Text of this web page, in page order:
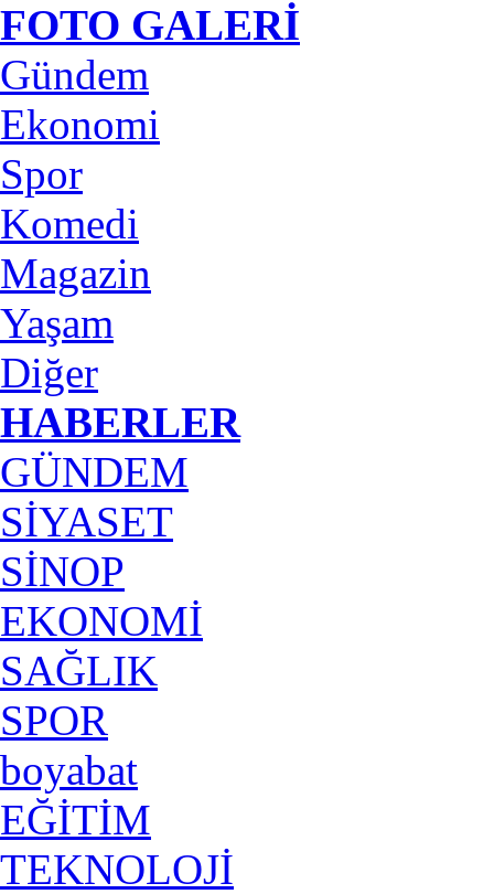
FOTO GALERİ
Gündem
Ekonomi
Spor
Komedi
Magazin
Yaşam
Diğer
HABERLER
GÜNDEM
SİYASET
SİNOP
EKONOMİ
SAĞLIK
SPOR
boyabat
EĞİTİM
TEKNOLOJİ